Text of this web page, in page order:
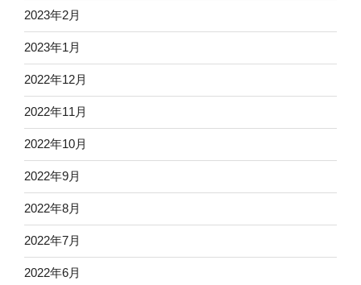
2023年2月
2023年1月
2022年12月
2022年11月
2022年10月
2022年9月
2022年8月
2022年7月
2022年6月